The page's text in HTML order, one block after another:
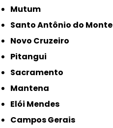
Mutum
Santo Antônio do Monte
Novo Cruzeiro
Pitangui
Sacramento
Mantena
Elói Mendes
Campos Gerais